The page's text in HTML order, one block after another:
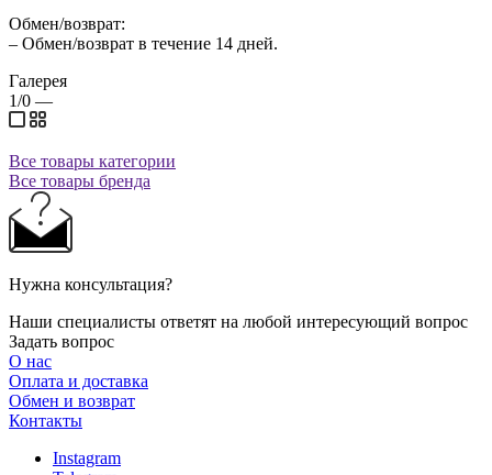
Обмен/возврат:
– Обмен/возврат в течение 14 дней.
Галерея
1/0 —
Все товары категории
Все товары бренда
Нужна консультация?
Наши специалисты ответят на любой интересующий вопрос
Задать вопрос
О нас
Оплата и доставка
Обмен и возврат
Контакты
Instagram